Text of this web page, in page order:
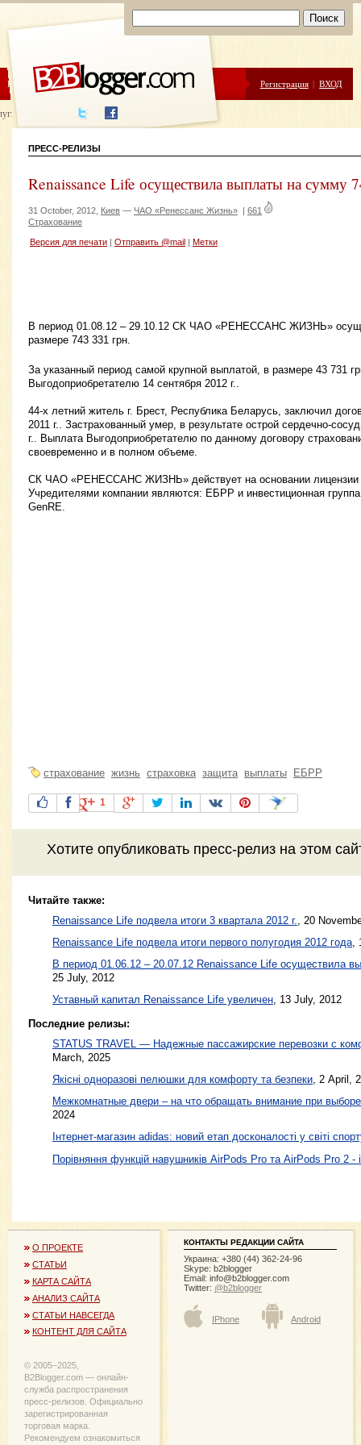
ЦЕНЫ ПОМОЩЬ Регистрация | ВХОД
написания
ПРЕСС-РЕЛИЗЫ
Renaissance Life осуществила выплаты на сумму
31 October, 2012, Киев — ЧАО «Ренессанс Жизнь» | 661
Страхование
Версия для печати Отправить @mail Метки
В период 01.08.12 – 29.10.12 СК ЧАО «РЕНЕССАНС ЖИЗНЬ»
размере 743 331 грн.
За указанный период самой крупной выплатой, в размере 43 731
Выгодоприобретателю 14 сентября 2012 г..
44-х летний житель г. Брест, Республика Беларусь, заключил
2011 г.. Застрахованный умер, в результате острой сердечно-
г.. Выплата Выгодоприобретателю по данному договору
своевременно и в полном объеме.
СК ЧАО «РЕНЕССАНС ЖИЗНЬ» действует на основании
Учредителями компании являются: ЕБРР и инвестиционная
GenRE.
страхование жизнь страховка защита выплаты ЕБРР
1
Хотите опубликовать пресс-релизна этом
Читайте также:
Renaissance Life подвела итоги 3 квартала 2012 г.
20
Renaissance Life подвела итоги первого полугодия 2012 года
В период 01.06.12 – 20.07.12 Renaissance Life осуществила
25 July, 2012
Уставный капитал Renaissance Life увеличен, 13 July, 2012
Последние релизы:
STATUS TRAVEL — Надежные пассажирские перевозки с
March, 2025
Якісні одноразові пелюшки для комфорту та безпеки , 2 April,
Межкомнатные двери – на что обращать внимание при
2024
Інтернет-магазин adidas: новий етап досконалості у світі
Порівняння функцій навушників AirPods Pro та AirPods Pro 2 -
О ПРОЕКТЕ
СТАТЬИ
КАРТА САЙТА
АНАЛИЗ САЙТА
СТАТЬИ НАВСЕГДА
КОНТЕНТ ДЛЯ САЙТА
© 2005−2025,
B2Blogger.com — онлайн-
служба распространения
пресс-релизов. Официально
зарегистрированная
торговая марка.
Рекомендуем ознакомиться
КОНТАКТЫ РЕДАКЦИИ САЙТА
Украина: +380 (44) 362-24-96
Skype: b2blogger
Email: info@b2blogger.com
Twitter: @b2blogger
IPhone Android